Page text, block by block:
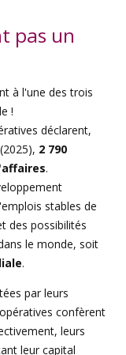
pas un
à l'une des trois
!
déclarent,
2 790
.
stables de
des possibilités
le monde, soit
.
par leurs
confèrent
leurs
leur capital